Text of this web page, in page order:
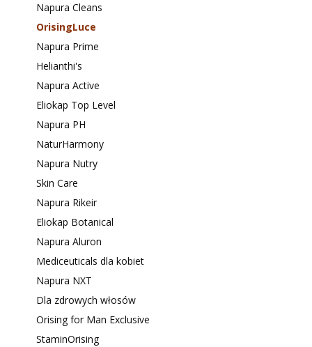
Napura Cleans
OrisingLuce
Napura Prime
Helianthi's
Napura Active
Eliokap Top Level
Napura PH
NaturHarmony
Napura Nutry
Skin Care
Napura Rikeir
Eliokap Botanical
Napura Aluron
Mediceuticals dla kobiet
Napura NXT
Dla zdrowych włosów
Orising for Man Exclusive
StaminOrising